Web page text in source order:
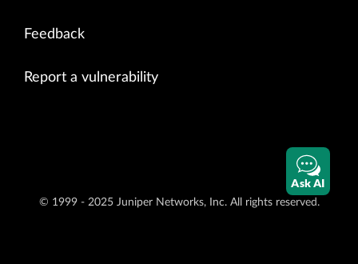
Feedback
Report a vulnerability
© 1999 - 2025 Juniper Networks, Inc. All rights reserved.
Ask AI